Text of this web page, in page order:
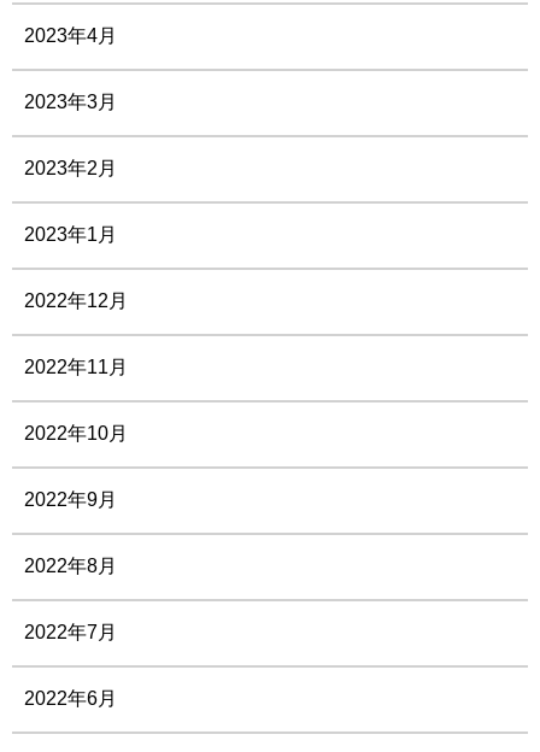
2023年4月
2023年3月
2023年2月
2023年1月
2022年12月
2022年11月
2022年10月
2022年9月
2022年8月
2022年7月
2022年6月